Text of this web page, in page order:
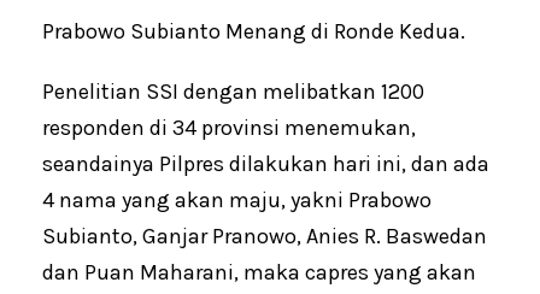
Prabowo Subianto Menang di Ronde Kedua.
Penelitian SSI dengan melibatkan 1200
responden di 34 provinsi menemukan,
seandainya Pilpres dilakukan hari ini, dan ada
4 nama yang akan maju, yakni Prabowo
Subianto, Ganjar Pranowo, Anies R. Baswedan
dan Puan Maharani, maka capres yang akan